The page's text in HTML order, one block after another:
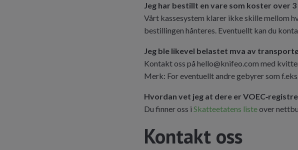
Jeg har bestillt en vare som koster over
Vårt kassesystem klarer ikke skille mellom
bestillingen hånteres. Eventuellt kan du
Jeg ble likevel belastet mva av
Kontakt oss på hello@knifeo.com med
Merk: For eventuellt andre gebyrer som
Hvordan vet jeg at dere er
Du finner oss i Skatteetatens listeover
Kontakt oss